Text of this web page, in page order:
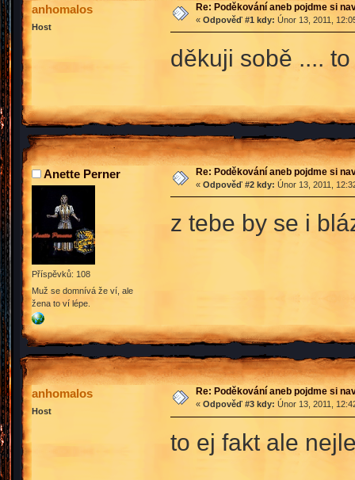
anhomalos
Host
Re: Poděkování aneb pojdme si
« Odpověď #1 kdy: Únor 13, 2011,
děkuji sobě ....
Anette Perner
Příspěvků: 108
Muž se domnívá že ví, ale
žena to ví lépe.
Re: Poděkování aneb pojdme si
« Odpověď #2 kdy: Únor 13, 2011,
z tebe by se i
anhomalos
Host
Re: Poděkování aneb pojdme si
« Odpověď #3 kdy: Únor 13, 2011,
to ej fakt ale